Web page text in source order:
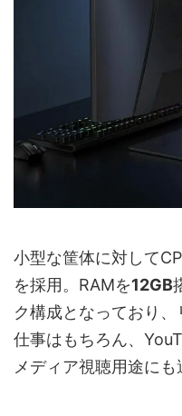
小型な筐体に対して
を採用。RAMを12GB
ク構成となっており
仕事はもちろん、
メディア視聴用途にも